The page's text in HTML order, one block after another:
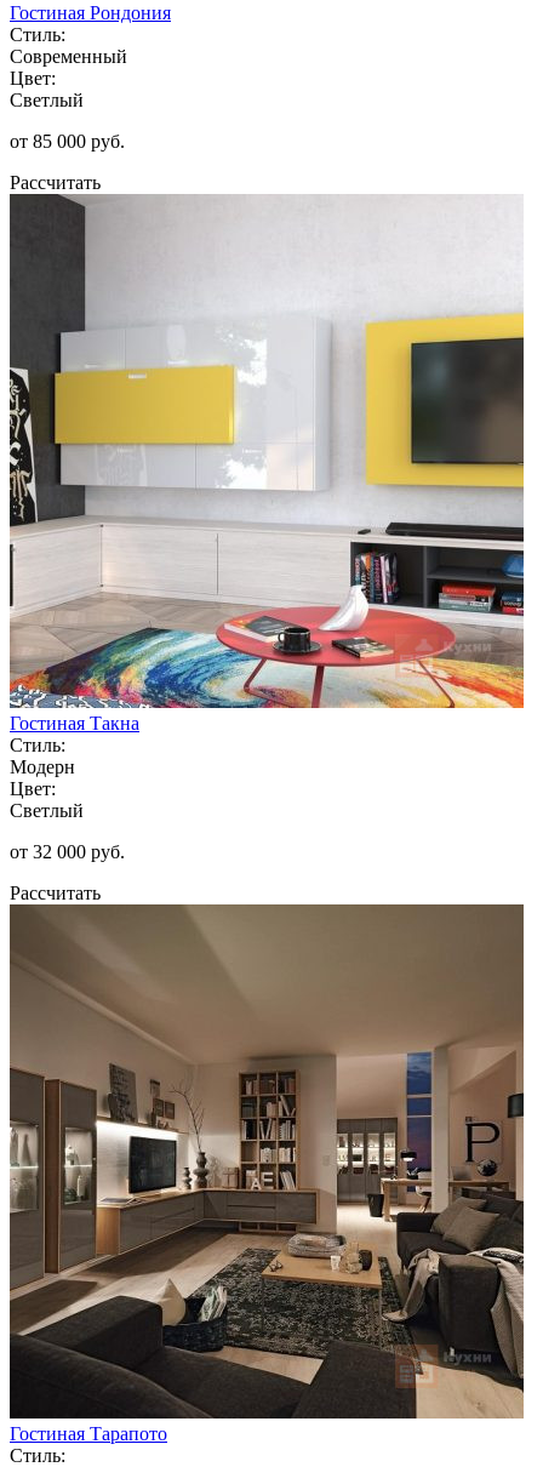
Гостиная Рондония
Стиль:
Современный
Цвет:
Светлый
от 85 000 руб.
Рассчитать
Гостиная Такна
Стиль:
Модерн
Цвет:
Светлый
от 32 000 руб.
Рассчитать
Гостиная Тарапото
Стиль: